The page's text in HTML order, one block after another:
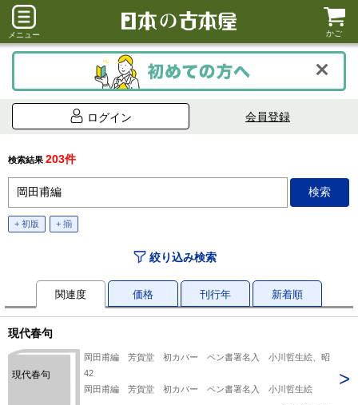
メニュー かご
ログイン 会員登録
検索結果 203件
+ 初版 + 揃
絞り込み検索
関連度 価格 刊行年 新着順
現代春句
現代春句
岡田甫編 芳賀堂 初カバー ペン書署名入 小川哲生絵、昭
42
岡田甫編 芳賀堂 初カバー ペン書署名入 小川哲生絵